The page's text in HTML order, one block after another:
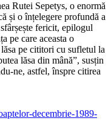
Rutei Sepetys, o enormă
și o înțelegere profundă a
fericit, epilogul
pe care aceasta o
pe cititori cu sufletul la
lăsa din mână”, susțin
ne, astfel, înspre citirea
decembrie-1989-